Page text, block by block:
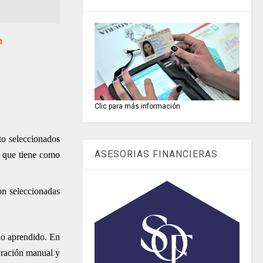
seleccionados
tiene como
seleccionadas
aprendido. En
manual y
Clic para más información
ASESORIAS FINANCIERAS